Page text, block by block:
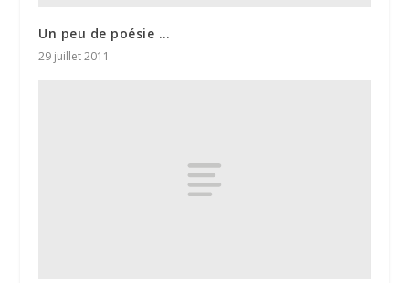
Un peu de poésie …
29 juillet 2011